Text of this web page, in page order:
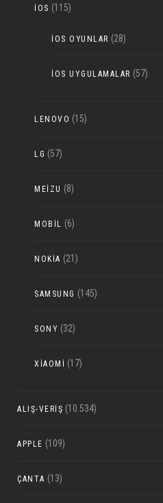
IOS (115)
IOS OYUNLAR (28)
IOS UYGULAMALAR (57)
LENOVO (15)
LG (57)
MEIZU (8)
MOBIL (6)
NOKIA (21)
SAMSUNG (145)
SONY (32)
XIAOMI (17)
ALIŞ-VERIŞ (10.534)
APPLE (109)
ÇANTA (13)